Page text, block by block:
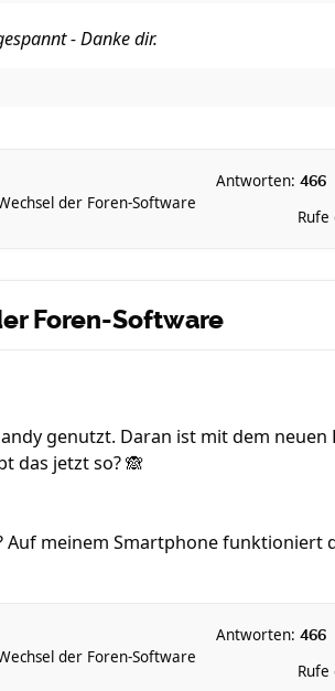
- Danke dir.
der Foren-Software
Antworten: 466
Foren-Software
genutzt. Daran ist mit dem
das jetzt so? 🙈
meinem Smartphone funktioniert
der Foren-Software
Antworten: 466